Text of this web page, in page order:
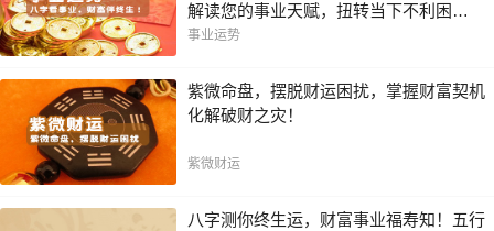
解读您的事业天赋，扭转当下不利困
局！！
事业运势
紫微命盘，摆脱财运困扰，掌握财富契机
化解破财之灾！
紫微财运
八字测你终生运，财富事业福寿知！五行